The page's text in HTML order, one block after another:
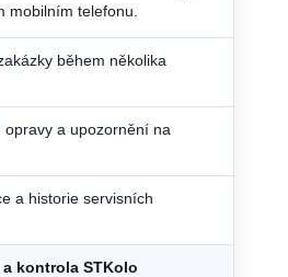
mobilním telefonu.
během několika
opravy a upozornění na
a historie servisních
kontrola STKolo